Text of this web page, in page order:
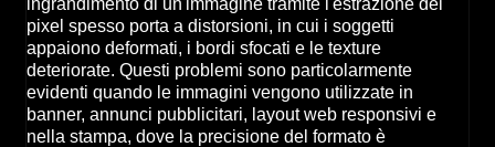
pixel spesso porta a distorsioni, in cui i soggetti
appaiono deformati, i bordi sfocati e le texture
deteriorate. Questi problemi sono particolarmente
evidenti quando le immagini vengono utilizzate in
banner, annunci pubblicitari, layout web responsivi e
nella stampa, dove la precisione del formato è